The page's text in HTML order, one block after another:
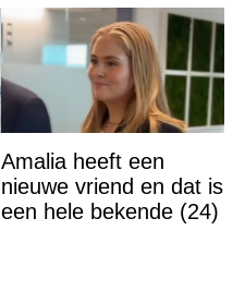
Amalia heeft een
nieuwe vriend en dat is
een hele bekende (24)